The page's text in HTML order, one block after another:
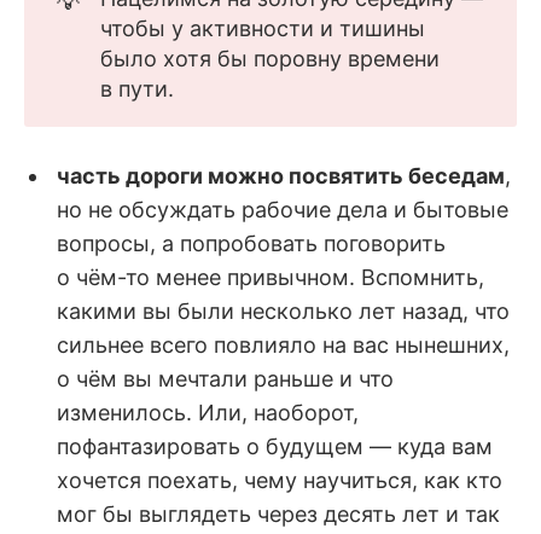
чтобы у активности и тишины
было хотя бы поровну времени
в пути.
часть дороги можно посвятить беседам,
но не обсуждать рабочие дела и бытовые
вопросы, а попробовать поговорить
о чём-то менее привычном. Вспомнить,
какими вы были несколько лет назад, что
сильнее всего повлияло на вас нынешних,
о чём вы мечтали раньше и что
изменилось. Или, наоборот,
пофантазировать о будущем — куда вам
хочется поехать, чему научиться, как кто
мог бы выглядеть через десять лет и так